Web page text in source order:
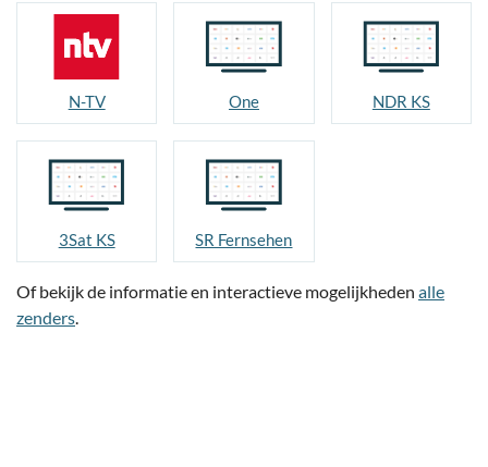
N-TV One NDR KS
3Sat KS SR Fernsehen
Of bekijk de informatie en interactieve mogelijkheden alle
zenders.